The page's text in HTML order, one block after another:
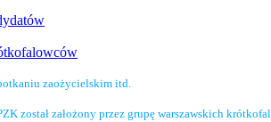
zaożycielskim itd.
został założony przez grupę warszawskich